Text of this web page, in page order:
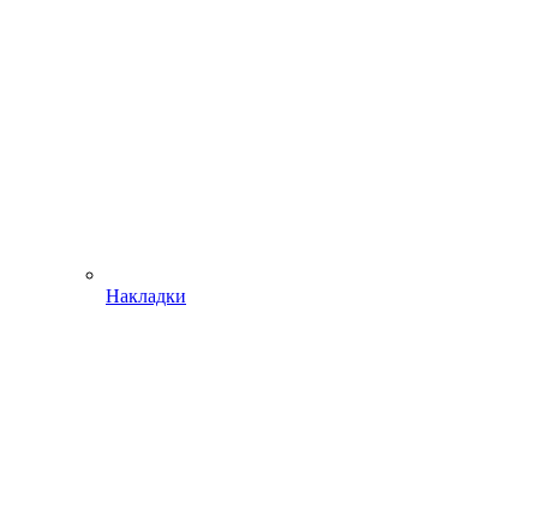
Накладки